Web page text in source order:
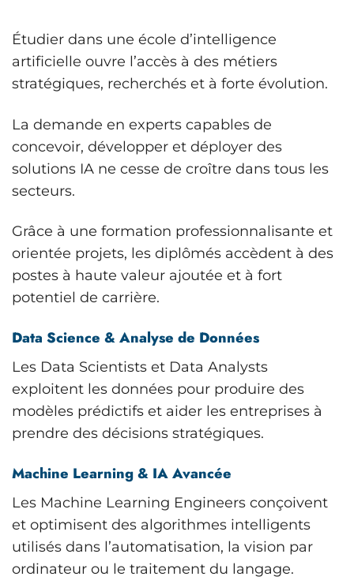
Étudier dans une école d’intelligence
artificielle ouvre l’accès à des métiers
stratégiques, recherchés et à forte évolution.
La demande en experts capables de
concevoir, développer et déployer des
solutions IA ne cesse de croître dans tous les
secteurs.
Grâce à une formation professionnalisante et
orientée projets, les diplômés accèdent à des
postes à haute valeur ajoutée et à fort
potentiel de carrière.
Data Science & Analyse de Données
Les Data Scientists et Data Analysts
exploitent les données pour produire des
modèles prédictifs et aider les entreprises à
prendre des décisions stratégiques.
Machine Learning & IA Avancée
Les Machine Learning Engineers conçoivent
et optimisent des algorithmes intelligents
utilisés dans l’automatisation, la vision par
ordinateur ou le traitement du langage.